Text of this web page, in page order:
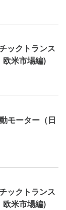
ックトランス
欧⽶市場編)
モーター（日
ックトランス
欧⽶市場編)